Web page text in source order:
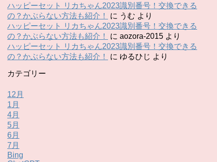
ハッピーセット リカちゃん2023識別番号！交換できる
の？かぶらない方法も紹介！
に うむ より
ハッピーセット リカちゃん2023識別番号！交換できる
の？かぶらない方法も紹介！
に aozora-2015 より
ハッピーセット リカちゃん2023識別番号！交換できる
の？かぶらない方法も紹介！
に ゆるひじ より
カテゴリー
12月
1月
4月
5月
6月
7月
Bing